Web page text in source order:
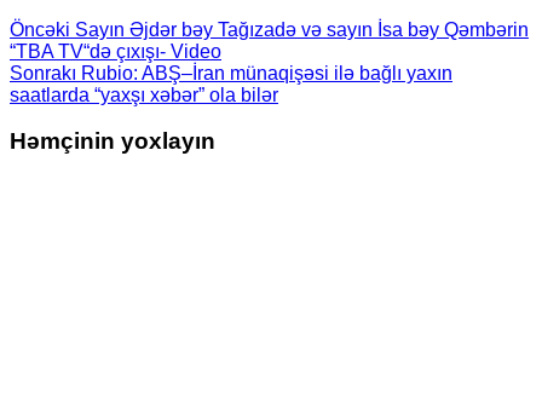
Öncəki Sayın Əjdər bəy Tağızadə və sayın İsa bəy Qəmbərin
“TBA TV“də çıxışı- Video
Sonrakı Rubio: ABŞ–İran münaqişəsi ilə bağlı yaxın
saatlarda “yaxşı xəbər” ola bilər
Həmçinin yoxlayın